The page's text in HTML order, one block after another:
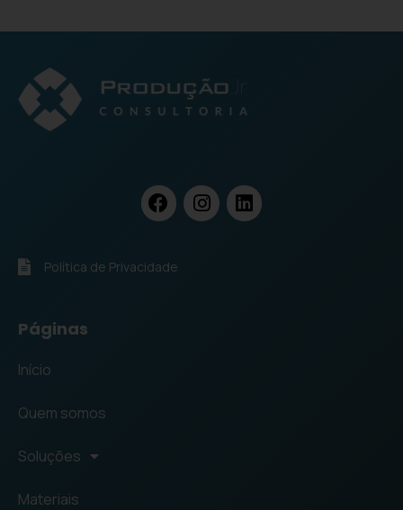
Política de Privacidade
Páginas
Início
Quem somos
Soluções
Materiais